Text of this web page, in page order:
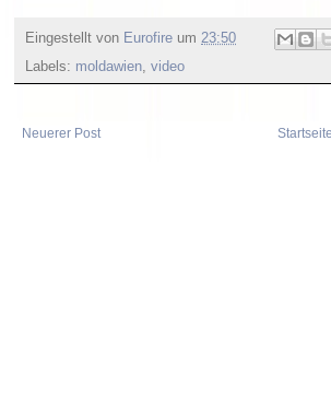
Eingestellt von Eurofire um 23:50
Labels: moldawien, video
Neuerer Post